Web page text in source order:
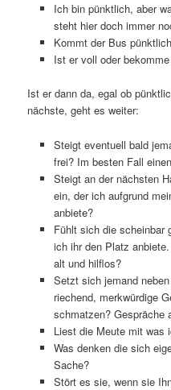
Ich bin pünktlich, aber
steht hier doch immer
Kommt der Bus
Ist er voll oder
Ist er dann da, egal ob
nächste, geht es weiter:
Steigt eventuell bald
frei? Im besten Fall
Steigt an der nächsten
ein, der ich aufgrund
anbiete?
Fühlt sich die scheinbar
ich ihr den Platz
alt und hilflos?
Setzt sich jemand
riechend, merkwürdige
schmatzen? Gespräche
Liest die Meute mit was
Was denken die sich
Sache?
Stört es sie, wenn sie